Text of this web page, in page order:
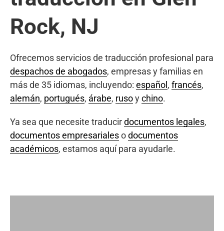
Rock, NJ
Ofrecemos servicios de traducción profesional para
despachos de abogados, empresas y familias en
más de 35 idiomas, incluyendo: español , francés,
alemán, portugués, árabe, rusoychino.
Ya sea que necesite traducirdocumentos legales,
documentos empresarialesodocumentos
académicos, estamos aquí para ayudarle.